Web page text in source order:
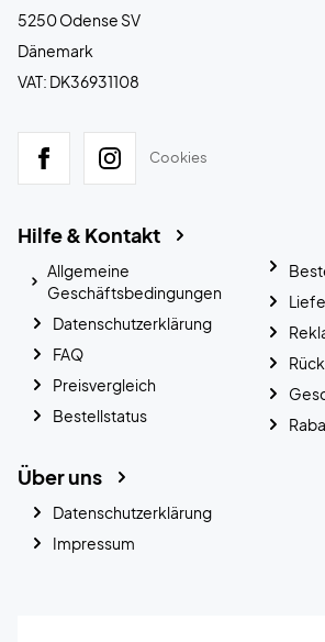
5250 Odense SV
Dänemark
VAT: DK36931108
Cookies
Hilfe & Kontakt
Allgemeine
Geschäftsbedingungen
Datenschutzerklärung
FAQ
Preisvergleich
Bestellstatus
Über uns
Datenschutzerklärung
Impressum